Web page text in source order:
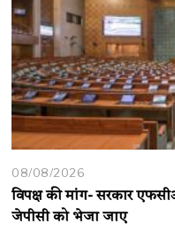
08/08/2026
विपक्ष की मांग- सरकार
जेपीसी को भेजा जाए